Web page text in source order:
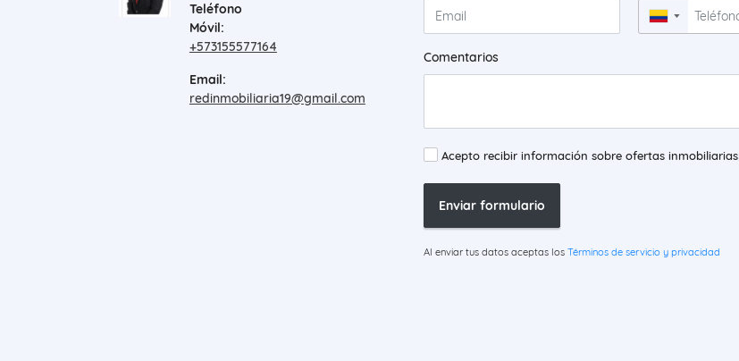
Teléfono
Móvil:
+573155577164
Email:
redinmobiliaria19@gmail.com
▼
Comentarios
Acepto recibir información sobre ofertas inmobiliarias
Enviar formulario
Al enviar tus datos aceptas los Términos de servicio y privacidad